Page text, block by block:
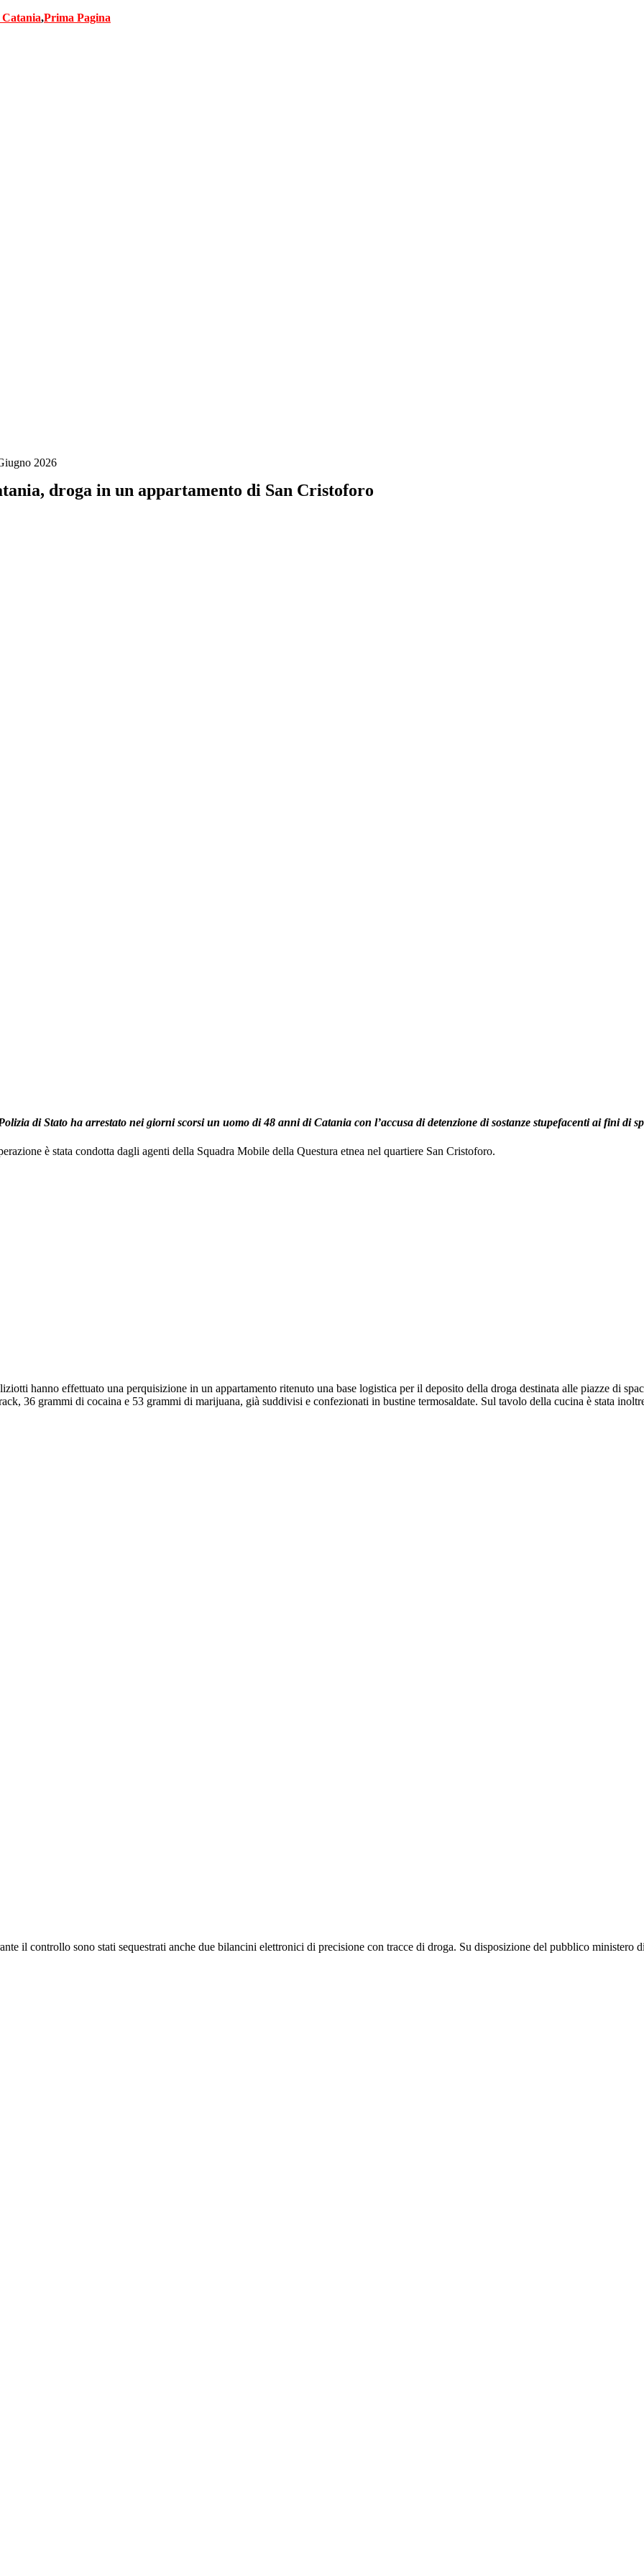
Salta
,Prima Pagina
2026
droga in un appartamento di San Cristoforo
di Stato ha arrestato nei giorni scorsi un uomo di 48 anni di Catania con l’accusa di detenzione di sostanze stupefacenti ai fini di
è stata condotta dagli agenti della Squadra Mobile della Questura etnea nel quartiere San Cristoforo.
hanno effettuato una perquisizione in un appartamento ritenuto una base logistica per il deposito della droga destinata alle piazze di
36 grammi di cocaina e 53 grammi di marijuana, già suddivisi e confezionati in bustine termosaldate. Sul tavolo della cucina è stata
il controllo sono stati sequestrati anche due bilancini elettronici di precisione con tracce di droga. Su disposizione del pubblico ministero